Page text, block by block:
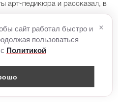
арт-педикюра и рассказал, в
мастеру!
сайт работал быстро и
пользоваться
Политикой
×